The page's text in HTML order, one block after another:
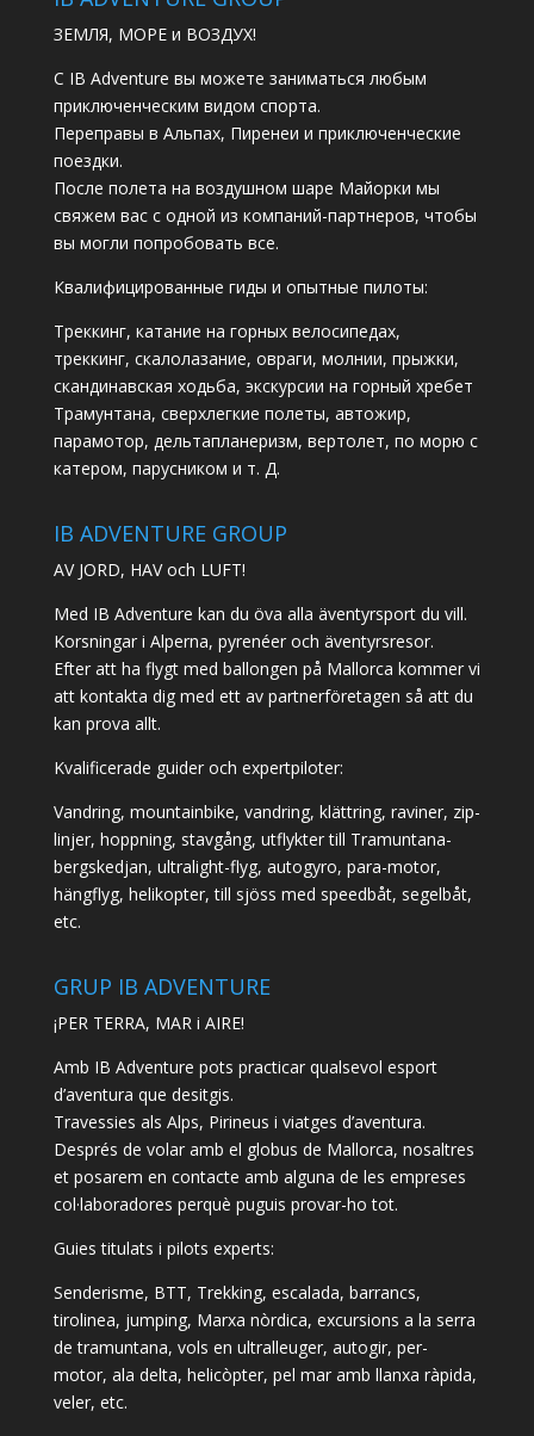
ЗЕМЛЯ, МОРЕ и ВОЗДУХ!
С IB Adventure вы можете заниматься любым
приключенческим видом спорта.
Переправы в Альпах, Пиренеи и приключенческие
поездки.
После полета на воздушном шаре Майорки мы
свяжем вас с одной из компаний-партнеров, чтобы
вы могли попробовать все.
Квалифицированные гиды и опытные пилоты:
Треккинг, катание на горных велосипедах,
треккинг, скалолазание, овраги, молнии, прыжки,
скандинавская ходьба, экскурсии на горный хребет
Трамунтана, сверхлегкие полеты, автожир,
парамотор, дельтапланеризм, вертолет, по морю с
катером, парусником и т. Д.
IB ADVENTURE GROUP
AV JORD, HAV och LUFT!
Med IB Adventure kan du öva alla äventyrsport du vill.
Korsningar i Alperna, pyrenéer och äventyrsresor.
Efter att ha flygt med ballongen på Mallorca kommer vi
att kontakta dig med ett av partnerföretagen så att du
kan prova allt.
Kvalificerade guider och expertpiloter:
Vandring, mountainbike, vandring, klättring, raviner, zip-
linjer, hoppning, stavgång, utflykter till Tramuntana-
bergskedjan, ultralight-flyg, autogyro, para-motor,
hängflyg, helikopter, till sjöss med speedbåt, segelbåt,
etc.
GRUP IB ADVENTURE
¡PER TERRA, MAR i AIRE!
Amb IB Adventure pots practicar qualsevol esport
d’aventura que desitgis.
Travessies als Alps, Pirineus i viatges d’aventura.
Després de volar amb el globus de Mallorca, nosaltres
et posarem en contacte amb alguna de les empreses
col·laboradores perquè puguis provar-ho tot.
Guies titulats i pilots experts:
Senderisme, BTT, Trekking, escalada, barrancs,
tirolinea, jumping, Marxa nòrdica, excursions a la serra
de tramuntana, vols en ultralleuger, autogir, per-
motor, ala delta, helicòpter, pel mar amb llanxa ràpida,
veler, etc.